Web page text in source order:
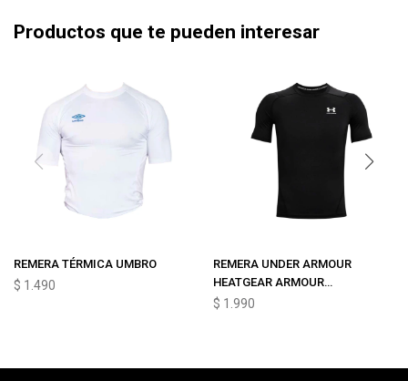
Productos que te pueden interesar
REMERA TÉRMICA UMBRO
$ 1.490
REMERA UNDER ARMOUR
HEATGEAR ARMOUR
COMPRESSION
$ 1.990